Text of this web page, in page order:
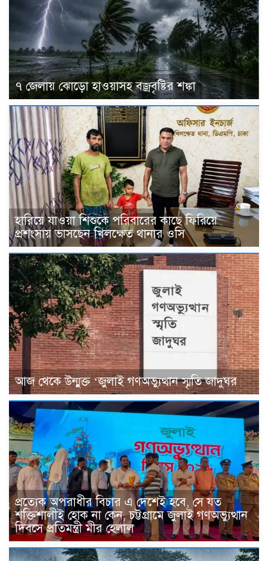
৭ জেলায় ঝোড়ো হাওয়াসহ বজ্রবৃষ্টির শঙ্কা
হারিয়ে যাওয়া শিশুকে পরিবারের কাছে ফিরিয়ে
প্রশংসায় ভাসছেন খিলক্ষেত থানার ওসি
আজ থেকে উন্মুক্ত ‘জুলাই গণঅভ্যুত্থান স্মৃতি জাদুঘর
প্রত্যেক অপরাধীর বিচার এ দেশেই হবে, সে যত
শক্তিশালীই হোক না কেন, চট্টগ্রামে জুলাই গণঅভ্যুত্থান
দিবসে প্রতিমন্ত্রী মীর হেলাল